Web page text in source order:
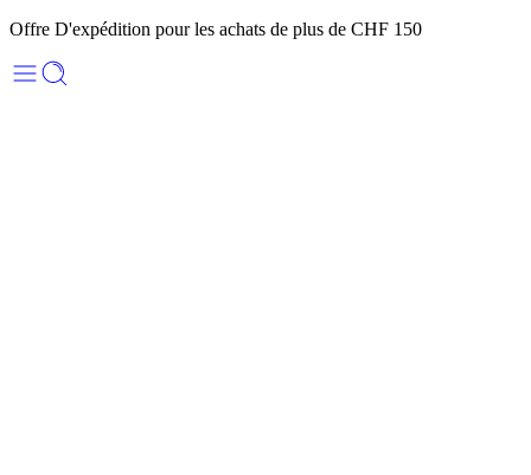
Offre D'expédition pour les achats de plus de CHF 150